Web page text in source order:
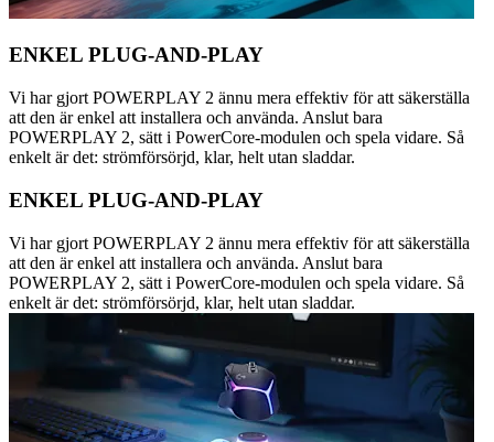
ENKEL PLUG-AND-PLAY
Vi har gjort POWERPLAY 2 ännu mera effektiv för att säkerställa
att den är enkel att installera och använda. Anslut bara
POWERPLAY 2, sätt i PowerCore-modulen och spela vidare. Så
enkelt är det: strömförsörjd, klar, helt utan sladdar.
ENKEL PLUG-AND-PLAY
Vi har gjort POWERPLAY 2 ännu mera effektiv för att säkerställa
att den är enkel att installera och använda. Anslut bara
POWERPLAY 2, sätt i PowerCore-modulen och spela vidare. Så
enkelt är det: strömförsörjd, klar, helt utan sladdar.